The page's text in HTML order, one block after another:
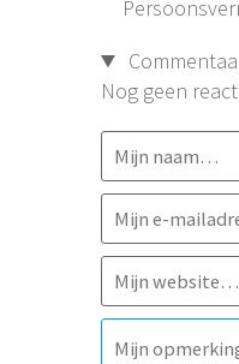
Nog geen